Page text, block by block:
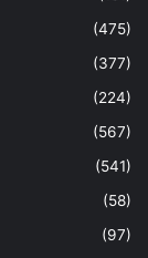
(475)
(377)
(224)
(567)
(541)
(58)
(97)